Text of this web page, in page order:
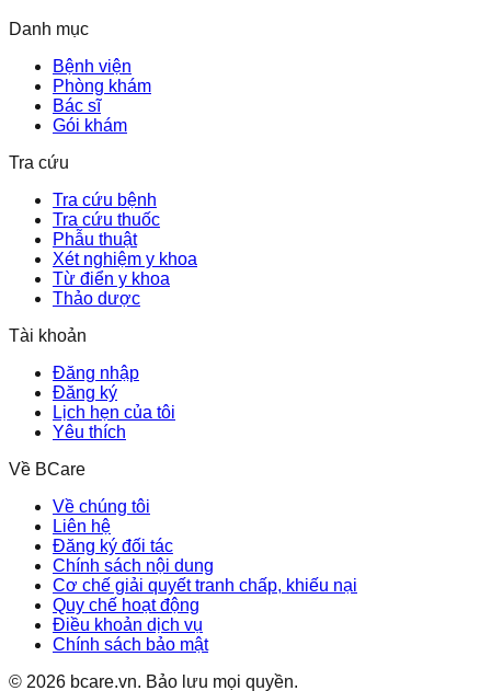
Danh mục
Bệnh viện
Phòng khám
Bác sĩ
Gói khám
Tra cứu
Tra cứu bệnh
Tra cứu thuốc
Phẫu thuật
Xét nghiệm y khoa
Từ điển y khoa
Thảo dược
Tài khoản
Đăng nhập
Đăng ký
Lịch hẹn của tôi
Yêu thích
Về BCare
Về chúng tôi
Liên hệ
Đăng ký đối tác
Chính sách nội dung
Cơ chế giải quyết tranh chấp, khiếu nại
Quy chế hoạt động
Điều khoản dịch vụ
Chính sách bảo mật
© 2026 bcare.vn. Bảo lưu mọi quyền.